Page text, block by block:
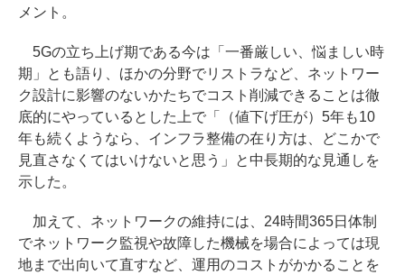
メント。
5Gの立ち上げ期である今は「一番厳しい、悩ましい時
期」とも語り、ほかの分野でリストラなど、ネットワー
ク設計に影響のないかたちでコスト削減できることは徹
底的にやっているとした上で「（値下げ圧が）5年も10
年も続くようなら、インフラ整備の在り方は、どこかで
見直さなくてはいけないと思う」と中長期的な見通しを
示した。
加えて、ネットワークの維持には、24時間365日体制
でネットワーク監視や故障した機械を場合によっては現
地まで出向いて直すなど、運用のコストがかかることを